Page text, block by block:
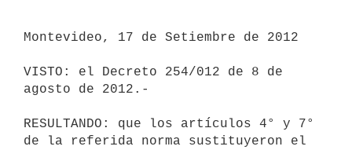
Montevideo, 17 de Setiembre de 2012
VISTO: el Decreto 254/012 de 8 de
agosto de 2012.-
RESULTANDO: que los artículos 4° y 7°
de la referida norma sustituyeron el